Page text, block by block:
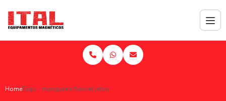
HomeTags - mangueira flexivel jeton